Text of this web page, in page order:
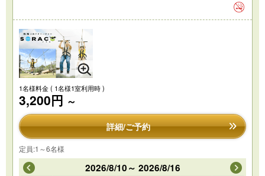
1名様料金( 1名様1室利用時 )
3,200円 ～
詳細/ご予約
定員:1～6名様
2026/8/10～ 2026/8/16